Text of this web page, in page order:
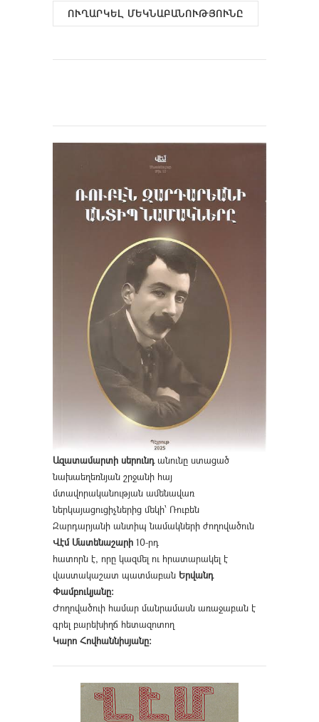
Ազատամարտի սերունդանունը ստացած
նախաեղեռնյան շրջանի հայ
մտավորականության ամենավառ
ներկայացուցիչներից մեկի՝ Ռուբեն
Զարդարյանի անտիպ նամակների ժողովածուն
Վէմ Մատենաշարի 10-րդ
հատորն է, որը կազմել ու հրատարակել է
վաստակաշատ պատմաբան Երվանդ
Փամբուկյանը։
Ժողովածուի համար մանրամասն առաջաբան է
գրել բարեխիղճ հետազոտող
Կարո Հովհաննիսյանը։